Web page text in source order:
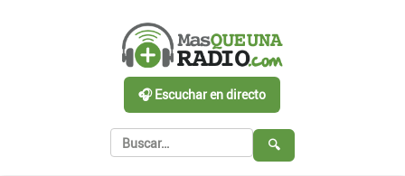
🎧 Escuchar en directo
🔍